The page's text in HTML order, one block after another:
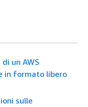
un AWS
in formato libero
sulle